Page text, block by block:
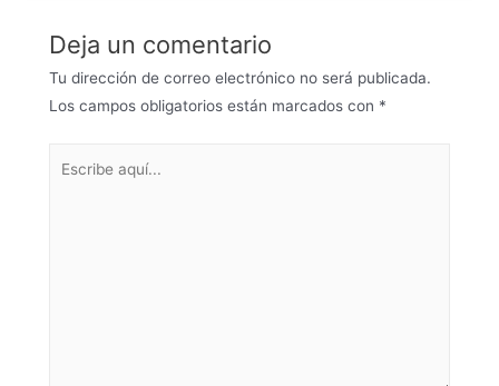
Deja un comentario
Tu dirección de correo electrónico no será publicada.
Los campos obligatorios están marcados con *